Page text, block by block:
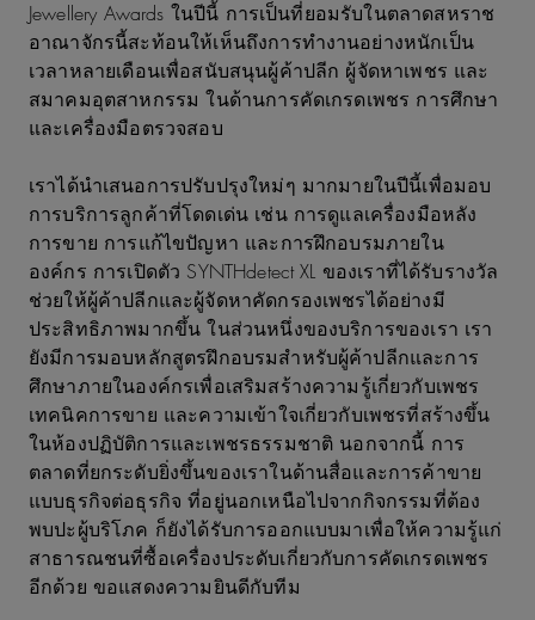
Jewellery Awards ในปีนี้ การเป็นที่ยอมรับในตลาดสหราช
อาณาจักรนี้สะท้อนให้เห็นถึงการทำงานอย่างหนักเป็น
เวลาหลายเดือนเพื่อสนับสนุนผู้ค้าปลีก ผู้จัดหาเพชร และ
สมาคมอุตสาหกรรม ในด้านการคัดเกรดเพชร การศึกษา
และเครื่องมือตรวจสอบ
เราได้นำเสนอการปรับปรุงใหม่ๆ มากมายในปีนี้เพื่อมอบ
การบริการลูกค้าที่โดดเด่น เช่น การดูแลเครื่องมือหลัง
การขาย การแก้ไขปัญหา และการฝึกอบรมภายใน
องค์กร การเปิดตัว SYNTHdetect XL ของเราที่ได้รับรางวัล
ช่วยให้ผู้ค้าปลีกและผู้จัดหาคัดกรองเพชรได้อย่างมี
ประสิทธิภาพมากขึ้น ในส่วนหนึ่งของบริการของเรา เรา
ยังมีการมอบหลักสูตรฝึกอบรมสำหรับผู้ค้าปลีกและการ
ศึกษาภายในองค์กรเพื่อเสริมสร้างความรู้เกี่ยวกับเพชร
เทคนิคการขาย และความเข้าใจเกี่ยวกับเพชรที่สร้างขึ้น
ในห้องปฏิบัติการและเพชรธรรมชาติ นอกจากนี้ การ
ตลาดที่ยกระดับยิ่งขึ้นของเราในด้านสื่อและการค้าขาย
แบบธุรกิจต่อธุรกิจ ที่อยู่นอกเหนือไปจากกิจกรรมที่ต้อง
พบปะผู้บริโภค ก็ยังได้รับการออกแบบมาเพื่อให้ความรู้แก่
สาธารณชนที่ซื้อเครื่องประดับเกี่ยวกับการคัดเกรดเพชร
อีกด้วย ขอแสดงความยินดีกับทีม